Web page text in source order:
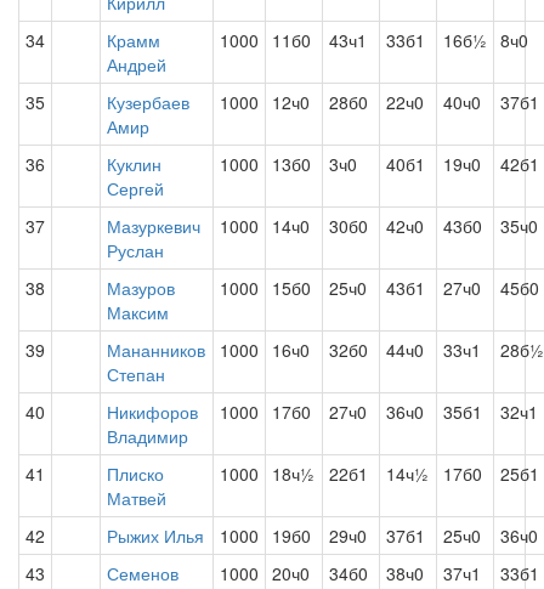
34
Крамм
Андрей
1000 11б0 43ч1 33б1 16б½ 8ч0
35
Кузербаев
Амир
1000 12ч0 28б0 22ч0 40ч0 37б1
36
Куклин
Сергей
1000 13б0 3ч0 40б1 19ч0 42б1
37
Мазуркевич
Руслан
1000 14ч0 30б0 42ч0 43б0 35ч0
38
Мазуров
Максим
1000 15б0 25ч0 43б1 27ч0 45б0
39
Мананников
Степан
1000 16ч0 32б0 44ч0 33ч1 28б½
40
Никифоров
Владимир
1000 17б0 27ч0 36ч0 35б1 32ч1
41
Плиско
Матвей
1000 18ч½ 22б1 14ч½ 17б0 25б1
42 Рыжих Илья 1000 19б0 29ч0 37б1 25ч0
36ч0
43
Семенов
1000 20ч0 34б0 38ч0 37ч1 33б1